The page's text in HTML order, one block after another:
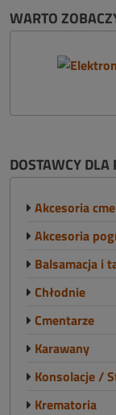
WARTO
DOSTAWCY DLA
Akcesoria
Akcesoria
Balsamacja i
Chłodnie
Cmentarze
Karawany
Konsolacje /
Krematoria